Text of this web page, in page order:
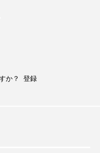
か？ 登録